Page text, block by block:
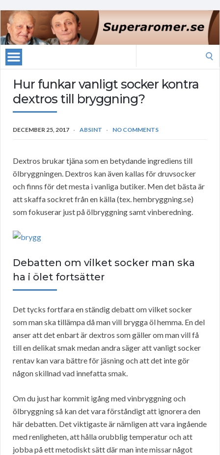
Hur funkar vanligt socker kontra
dextros till bryggning?
DECEMBER 25, 2017 ABSINT NO COMMENTS
Dextros brukar tjäna som en betydande ingrediens till
ölbryggningen. Dextros kan även kallas för druvsocker
och finns för det mesta i vanliga butiker. Men det bästa är
att skaffa sockret från en källa (tex. hembryggning.se)
som fokuserar just på ölbryggning samt vinberedning.
Debatten om vilket socker man ska
ha i ölet fortsätter
Det tycks fortfara en ständig debatt om vilket socker
som man ska tillämpa då man vill brygga öl hemma. En del
anser att det enbart är dextros som gäller om man vill få
till en delikat smak medan andra säger att vanligt socker
rentav kan vara bättre för jäsning och att det inte gör
någon skillnad vad innefatta smak.
Om du just har kommit igång med vinbryggning och
ölbryggning så kan det vara förståndigt att ignorera den
här debatten. Det viktigaste är nämligen att vara ingående
med renligheten, att hålla orubblig temperatur och att
jobba på ett metodiskt sätt där man inte missar något